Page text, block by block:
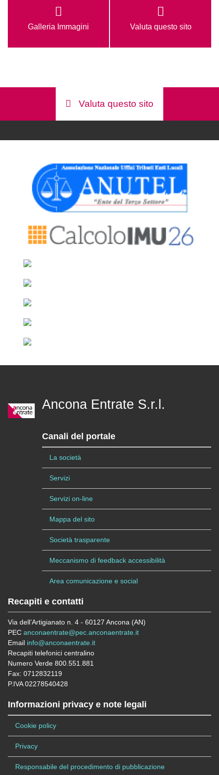
Galleria Immagini Valuta questo sito
Valuta questo sito
Ancona Entrate S.r.l.
Canali del portale
La società
Servizi
Servizi on-line
Mappa del sito
Società trasparente
Meccanismo di feedback accessibilità
Area comunicazione e social
Recapiti e contatti
Via dell’Artigianato n. 4 - 60127 Ancona (AN)
PEC anconaentrate@pec.anconaentrate.it
Email info@anconaentrate.it
Recapiti telefonici centralino
Numero Verde 800.551.881
Fax: 0712832119
P.IVA 02278540428
Informazioni privacy e note legali
Cookie policy
Privacy
Responsabile del procedimento di pubblicazione